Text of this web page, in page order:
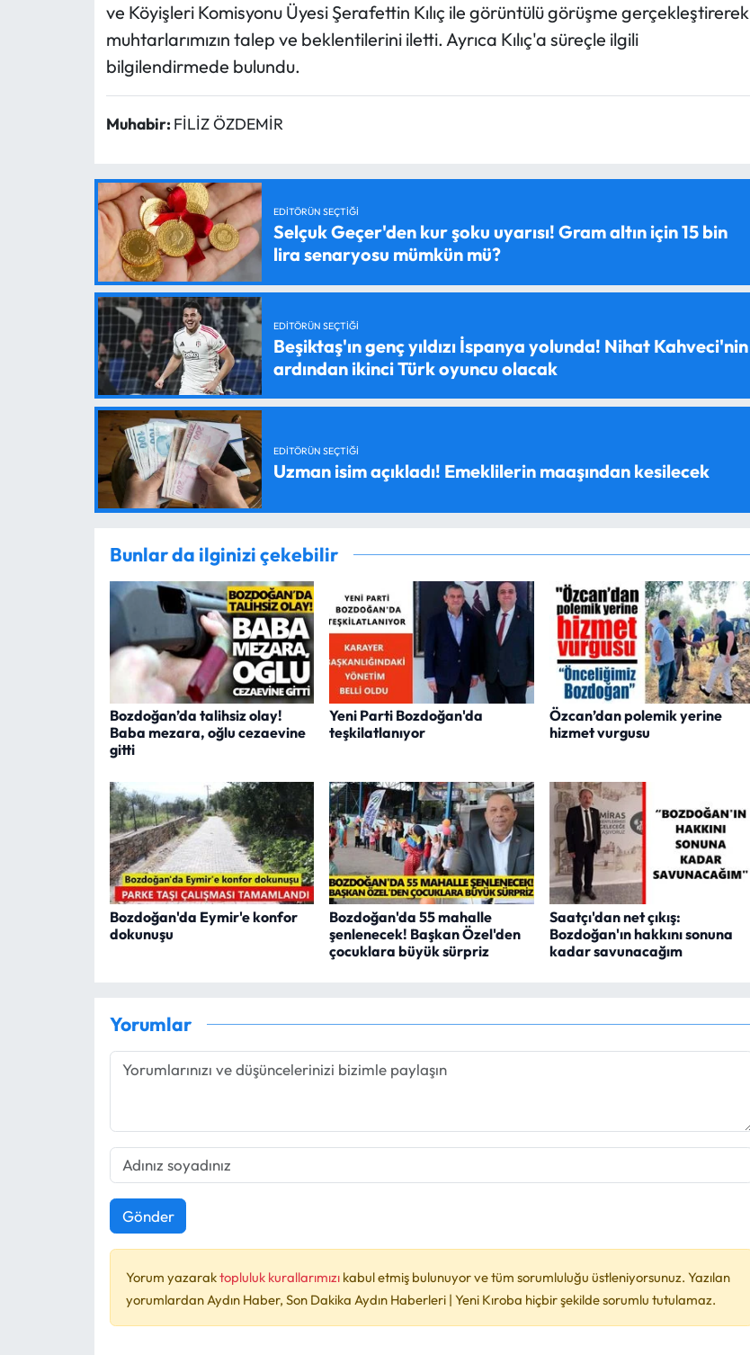
ve Köyişleri Komisyonu Üyesi Şerafettin Kılıç ile görüntülü görüşme gerçekleştirerek
muhtarlarımızın talep ve beklentilerini iletti. Ayrıca Kılıç'a süreçle ilgili
bilgilendirmede bulundu.
Muhabir: FİLİZ ÖZDEMİR
EDITÖRÜN SEÇTIĞI
Selçuk Geçer'den kur şoku uyarısı! Gram altın için 15 bin
lira senaryosu mümkün mü?
EDITÖRÜN SEÇTIĞI
Beşiktaş'ın genç yıldızı İspanya yolunda! Nihat Kahveci'nin
ardından ikinci Türk oyuncu olacak
EDITÖRÜN SEÇTIĞI
Uzman isim açıkladı! Emeklilerin maaşından kesilecek
Bunlar da ilginizi çekebilir
Bozdoğan’da talihsiz olay!
Baba mezara, oğlu cezaevine
gitti
Yeni Parti Bozdoğan'da
teşkilatlanıyor
Özcan’dan polemik yerine
hizmet vurgusu
Bozdoğan'da Eymir'e konfor
dokunuşu
Bozdoğan'da 55 mahalle
şenlenecek! Başkan Özel'den
çocuklara büyük sürpriz
Saatçı'dan net çıkış:
Bozdoğan'ın hakkını sonuna
kadar savunacağım
Yorumlar
Gönder
Yorum yazaraktopluluk kurallarımızı kabul etmiş bulunuyor ve tüm sorumluluğu üstleniyorsunuz. Yazılan
yorumlardan Aydın Haber, Son Dakika Aydın Haberleri | Yeni Kıroba hiçbir şekilde sorumlu tutulamaz.